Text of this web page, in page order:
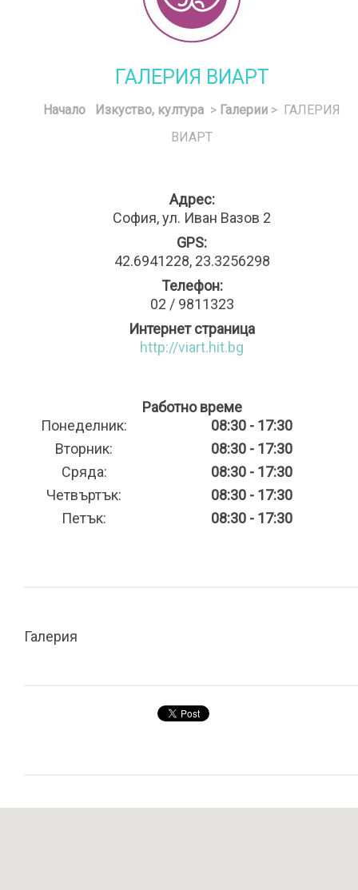
ГАЛЕРИЯ ВИАРТ
Начало Изкуство, култура > Галерии > ГАЛЕРИЯ
ВИАРТ
Адрес:
София, ул. Иван Вазов 2
GPS:
42.6941228, 23.3256298
Телефон:
02 / 9811323
Интернет страница
http://viart.hit.bg
Работно време
Понеделник:
08:30 - 17:30
Вторник:
08:30 - 17:30
Сряда:
08:30 - 17:30
Четвъртък:
08:30 - 17:30
Петък:
08:30 - 17:30
Галерия